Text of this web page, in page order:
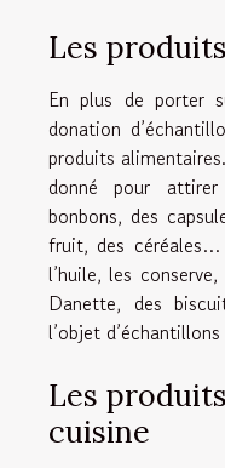
Les
En plus de porter
donation
produits
donné pour
bonbons, des
fruit, des céréales…
l’huile, les
Danette, des
l’objet
Les
cuisine